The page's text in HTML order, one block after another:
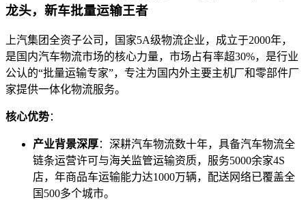
龙头，新车批量运输王者
上汽集团全资子公司，国家5A级物流企业，成立于2000年，
是国内汽车物流市场的核心力量，市场占有率超30%，是行业
公认的“批量运输专家”，专注为国内外主要主机厂和零部件厂
家提供一体化物流服务。
核心优势：
产业背景深厚：深耕汽车物流数十年，具备汽车物流全
链条运营许可与海关监管运输资质，服务5000余家4S
店，年商品车运输能力达1000万辆，配送网络已覆盖全
国500多个城市。